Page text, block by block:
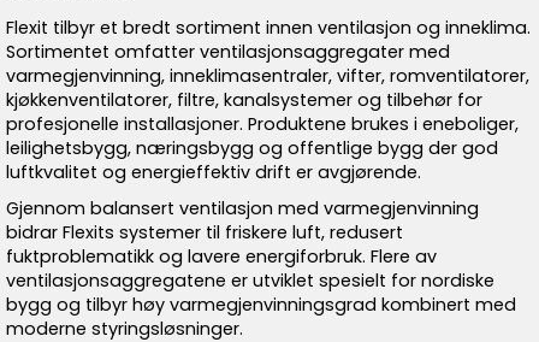
Flexit tilbyr et bredt sortiment innen ventilasjon og inneklima.
Sortimentet omfatter ventilasjonsaggregater med
varmegjenvinning, inneklimasentraler, vifter, romventilatorer,
kjøkkenventilatorer, filtre, kanalsystemer og tilbehør for
profesjonelle installasjoner. Produktene brukes i eneboliger,
leilighetsbygg, næringsbygg og offentlige bygg der god
luftkvalitet og energieffektiv drift er avgjørende.
Gjennom balansert ventilasjon med varmegjenvinning
bidrar Flexits systemer til friskere luft, redusert
fuktproblematikk og lavere energiforbruk. Flere av
ventilasjonsaggregatene er utviklet spesielt for nordiske
bygg og tilbyr høy varmegjenvinningsgrad kombinert med
moderne styringsløsninger.